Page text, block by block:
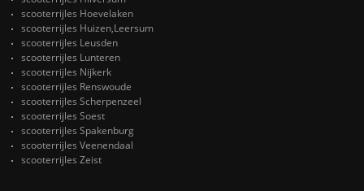
scooterrijles Hoevelaken
scooterrijles Huizen,Leersum
scooterrijles Leusden
scooterrijles Lunteren
scooterrijles Nijkerk
scooterrijles Renswoude
scooterrijles Scherpenzeel
scooterrijles Soest
scooterrijles Spakenburg
scooterrijles Veenendaal
scooterrijles Zeist